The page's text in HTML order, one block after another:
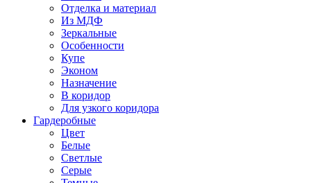
Отделка и материал
Из МДФ
Зеркальные
Особенности
Купе
Эконом
Назначение
В коридор
Для узкого коридора
Гардеробные
Цвет
Белые
Светлые
Серые